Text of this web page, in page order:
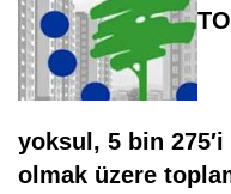
yoksul, 5 bin
olmak üzere